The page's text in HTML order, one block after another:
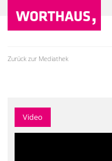
Zurück zur Mediathek
Video